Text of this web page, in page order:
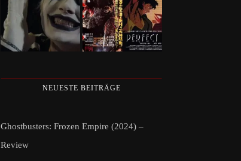
NEUESTE BEITRÄGE
Ghostbusters: Frozen Empire (2024) –
Review